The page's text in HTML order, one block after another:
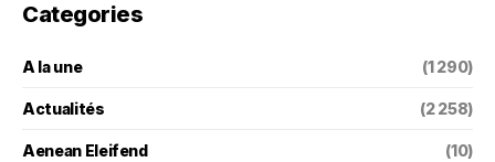
Categories
A la une (1 290)
Actualités (2 258)
Aenean Eleifend (10)